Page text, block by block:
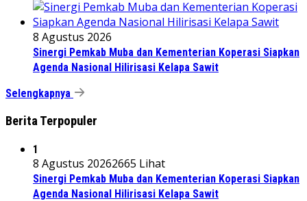
8 Agustus 2026
Sinergi Pemkab Muba dan Kementerian Koperasi Siapkan
Agenda Nasional Hilirisasi Kelapa Sawit
Selengkapnya
Berita Terpopuler
1
8 Agustus 20262665 Lihat
Sinergi Pemkab Muba dan Kementerian Koperasi Siapkan
Agenda Nasional Hilirisasi Kelapa Sawit